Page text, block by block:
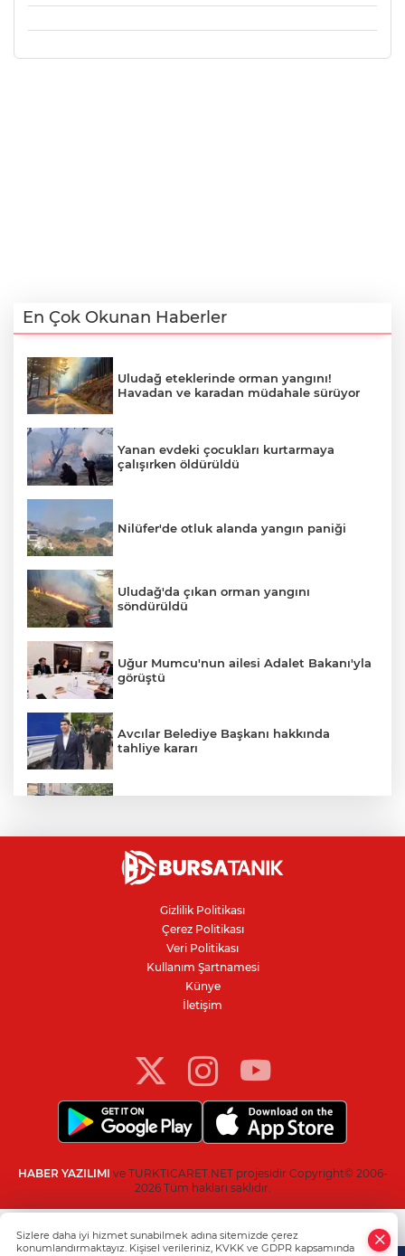
En Çok Okunan Haberler
Uludağ eteklerinde orman yangını!
Havadan ve karadan müdahale sürüyor
Yanan evdeki çocukları kurtarmaya
çalışırken öldürüldü
Nilüfer'de otluk alanda yangın paniği
Uludağ'da çıkan orman yangını
söndürüldü
Uğur Mumcu'nun ailesi Adalet Bakanı'yla
görüştü
Avcılar Belediye Başkanı hakkında
tahliye kararı
Bursa'daki kazada motosikletli duvara
çarparak can verdi
Resmi Gazete’de yayımlandı: Kritik yeşil
pasaport kararı
Nilüfer'de kaldırım işgallerine zabıta
Gizlilik Politikası
Çerez Politikası
Veri Politikası
Kullanım Şartnamesi
Künye
İletişim
HABER YAZILIMI ve TURKTICARET.NET projesidir Copyright© 2006-
2026 Tüm hakları saklıdır.
Sizlere daha iyi hizmet sunabilmek adına sitemizde çerez
konumlandırmaktayız. Kişisel verileriniz, KVKK ve GDPR kapsamında